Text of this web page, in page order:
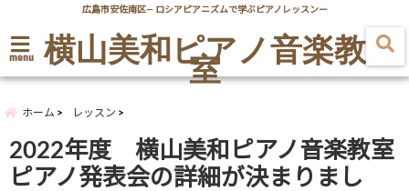
広島市安佐南区― ロシアピアニズムで学ぶピアノレッスンー
menu 横山美和ピアノ音楽教
室
ホーム レッスン
2022年度 横山美和ピアノ音楽教室
ピアノ発表会の詳細が決まりまし